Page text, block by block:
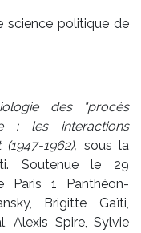
science politique de
des "procès
: les interactions
1962), sous la
Soutenue le 29
Paris 1 Panthéon-
Brigitte Gaïti,
Alexis Spire, Sylvie